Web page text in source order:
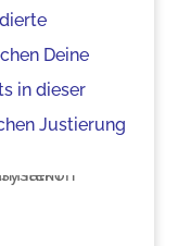
Deine
in dieser
Justierung